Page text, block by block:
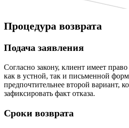
Процедура возврата
Подача заявления
Согласно закону, клиент имеет право
как в устной, так и письменной
предпочтительнее второй вариант,
зафиксировать факт отказа.
Сроки возврата